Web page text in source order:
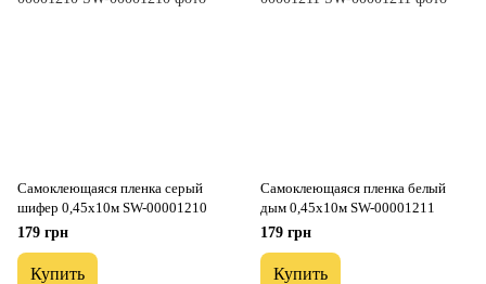
Самоклеющаяся пленка серый
шифер 0,45х10м SW-00001210
179 грн
Купить
Самоклеющаяся пленка белый
дым 0,45х10м SW-00001211
179 грн
Купить